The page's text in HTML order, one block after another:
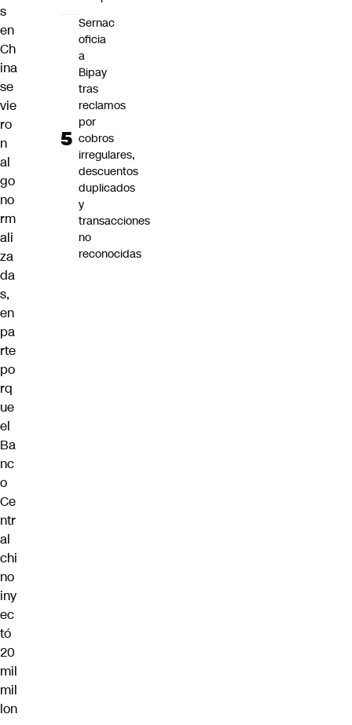
s
en
Ch
ina
se
vie
ro
n
al
go
no
rm
ali
za
da
s,
en
pa
rte
po
rq
ue
el
Ba
nc
o
Ce
ntr
al
chi
no
iny
ec
tó
20
mil
mil
lon
Sernac
oficia
a
Bipay
tras
reclamos
por
cobros
irregulares,
descuentos
duplicados
y
transacciones
no
reconocidas